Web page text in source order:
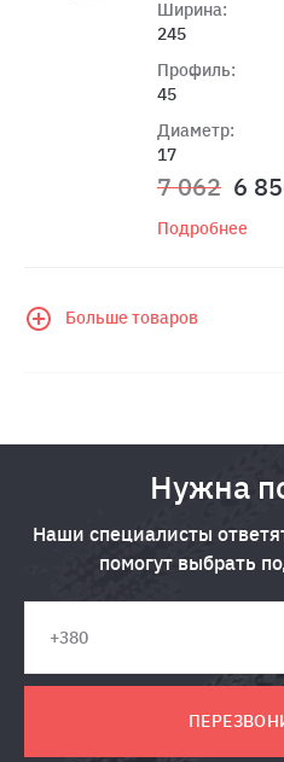
Ширина:
245
Профиль:
45
Диаметр:
17
7 062 6
Подробнее
Больше товаров
Нужна
Наши специалисты
помогут выбрать